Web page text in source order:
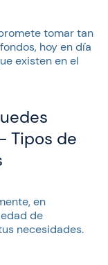
tomar tan
hoy en día
existen en el
Tipos de
en
de
necesidades.